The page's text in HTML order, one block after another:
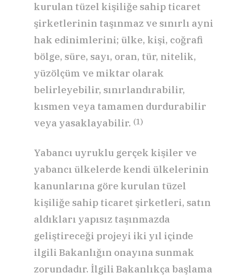
kurulan tüzel kişiliğe sahip ticaret
şirketlerinin taşınmaz ve sınırlı ayni
hak edinimlerini; ülke, kişi, coğrafi
bölge, süre, sayı, oran, tür, nitelik,
yüzölçüm ve miktar olarak
belirleyebilir, sınırlandırabilir,
kısmen veya tamamen durdurabilir
veya yasaklayabilir. (1)
Yabancı uyruklu gerçek kişiler ve
yabancı ülkelerde kendi ülkelerinin
kanunlarına göre kurulan tüzel
kişiliğe sahip ticaret şirketleri, satın
aldıkları yapısız taşınmazda
geliştireceği projeyi iki yıl içinde
ilgili Bakanlığın onayına sunmak
zorundadır. İlgili Bakanlıkça başlama